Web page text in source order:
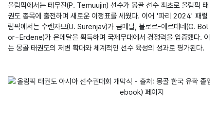
올림픽에서는 테무진(P. Temuujin) 선수가 몽골 선수 최초로 올림픽 태
권도 종목에 출전하며 새로운 이정표를 세웠다. 이어 '파리 2024' 패럴
림픽에서는 수렌자브(U. Surenjav)가 금메달, 볼로르-에르데네(G. Bol
or-Erdene)가 은메달을 획득하며 국제무대에서 경쟁력을 입증했다. 이
는 몽골 태권도의 저변 확대와 체계적인 선수 육성의 성과로 평가된다.